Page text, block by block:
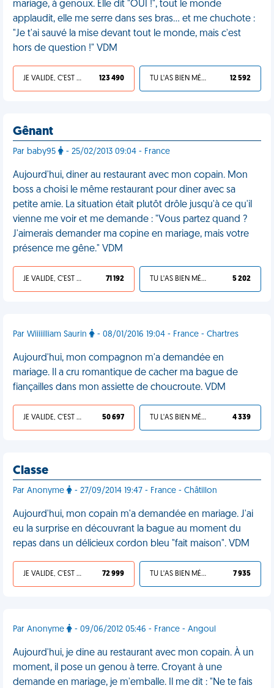
mariage, à genoux. Elle dit "OUI !", tout le monde
applaudit, elle me serre dans ses bras... et me chuchote :
"Je t'ai sauvé la mise devant tout le monde, mais c'est
hors de question !" VDM
JE VALIDE, C'EST UNE VDM 123 490 TU L'AS BIEN MÉRITÉ 12 592
Gênant
Par baby95 - 25/02/2013 09:04 - France
Aujourd'hui, diner au restaurant avec mon copain. Mon
boss a choisi le même restaurant pour diner avec sa
petite amie. La situation était plutôt drôle jusqu'à ce qu'il
vienne me voir et me demande : "Vous partez quand ?
J'aimerais demander ma copine en mariage, mais votre
présence me gêne." VDM
JE VALIDE, C'EST UNE VDM 71 192 TU L'AS BIEN MÉRITÉ 5 202
Par Wiiiiilliam Saurin - 08/01/2016 19:04 - France - Chartres
Aujourd'hui, mon compagnon m'a demandée en
mariage. Il a cru romantique de cacher ma bague de
fiançailles dans mon assiette de choucroute. VDM
JE VALIDE, C'EST UNE VDM 50 697 TU L'AS BIEN MÉRITÉ 4 339
Classe
Par Anonyme - 27/09/2014 19:47 - France - Châtillon
Aujourd'hui, mon copain m'a demandée en mariage. J'ai
eu la surprise en découvrant la bague au moment du
repas dans un délicieux cordon bleu "fait maison". VDM
JE VALIDE, C'EST UNE VDM 72 999 TU L'AS BIEN MÉRITÉ 7 935
Par Anonyme - 09/06/2012 05:46 - France - Angoul
Aujourd'hui, je dine au restaurant avec mon copain. À un
moment, il pose un genou à terre. Croyant à une
demande en mariage, je m'emballe. Il me dit : "Ne te fais